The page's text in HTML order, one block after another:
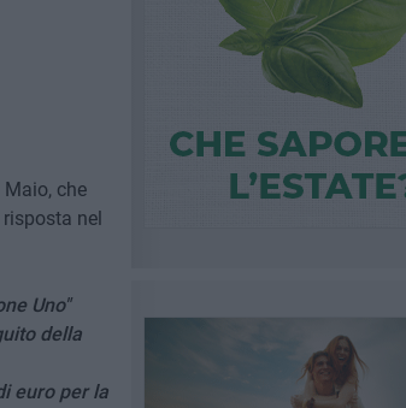
che
nel
Uno"
della
euro per la